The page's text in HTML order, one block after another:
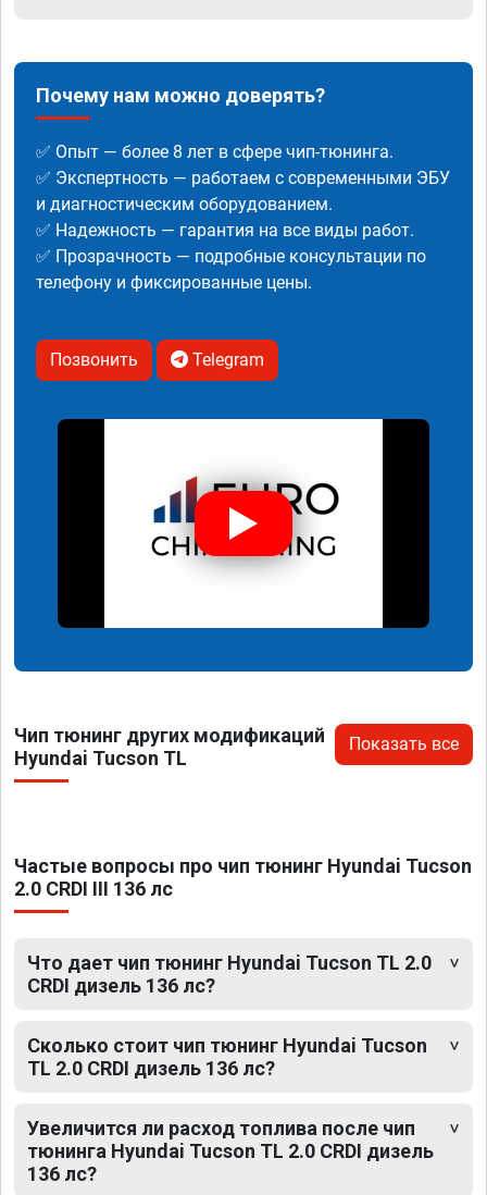
Почему нам можно доверять?
✅ Опыт — более 8 лет в сфере чип-тюнинга.
✅ Экспертность — работаем с современными ЭБУ
и диагностическим оборудованием.
✅ Надежность — гарантия на все виды работ.
✅ Прозрачность — подробные консультации по
телефону и фиксированные цены.
Позвонить Telegram
Чип тюнинг других модификаций
Hyundai Tucson TL
Показать все
Частые вопросы про чип тюнинг Hyundai Tucson
2.0 CRDI III 136 лс
Что дает чип тюнинг Hyundai Tucson TL 2.0
CRDI дизель 136 лс?
Сколько стоит чип тюнинг Hyundai Tucson
TL 2.0 CRDI дизель 136 лс?
Увеличится ли расход топлива после чип
тюнинга Hyundai Tucson TL 2.0 CRDI дизель
136 лс?